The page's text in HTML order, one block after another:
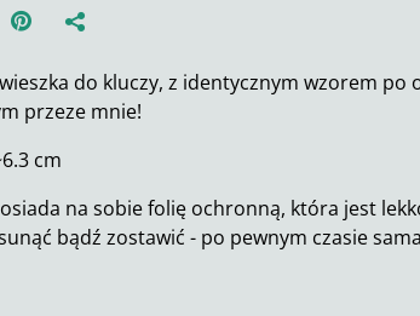
do kluczy, z identycznym wzorem po
przeze mnie!
cm
na sobie folię ochronną, która jest
bądź zostawić - po pewnym czasie